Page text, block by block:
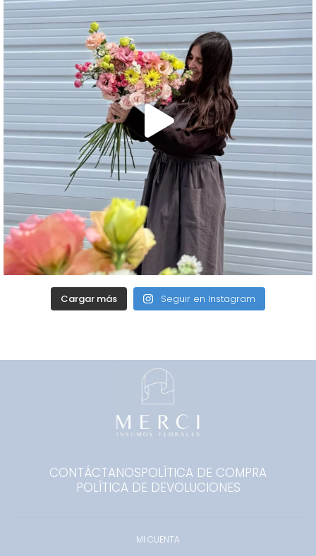
Cargar más Seguir en Instagram
CONTÁCTANOSPOLÍTICA DE COMPRA
POLÍTICA DE DEVOLUCIONES
MI CUENTA